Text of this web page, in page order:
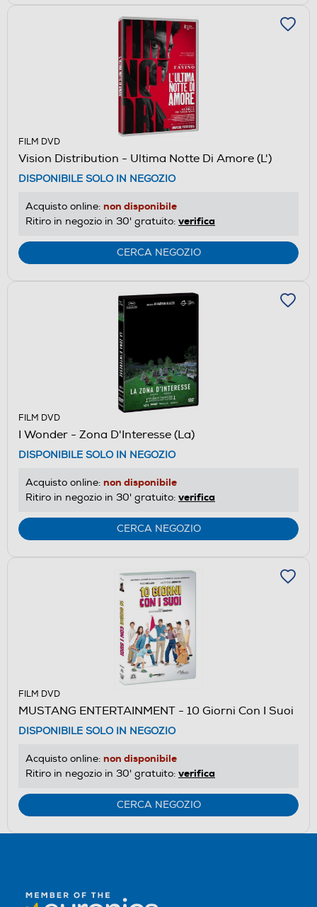
FILM DVD
Vision Distribution - Ultima Notte Di Amore (L')
DISPONIBILE SOLO IN NEGOZIO
Acquisto online: non disponibile
Ritiro in negozio in 30' gratuito: verifica
CERCA NEGOZIO
FILM DVD
I Wonder - Zona D'Interesse (La)
DISPONIBILE SOLO IN NEGOZIO
Acquisto online: non disponibile
Ritiro in negozio in 30' gratuito: verifica
CERCA NEGOZIO
FILM DVD
MUSTANG ENTERTAINMENT - 10 Giorni Con I Suoi
DISPONIBILE SOLO IN NEGOZIO
Acquisto online: non disponibile
Ritiro in negozio in 30' gratuito: verifica
CERCA NEGOZIO